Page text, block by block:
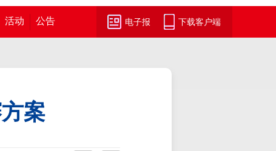
活动 公告 电子报 下载客户端
案